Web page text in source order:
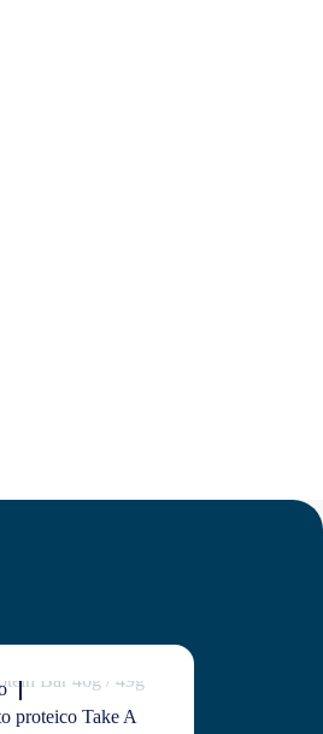
proteico Take A